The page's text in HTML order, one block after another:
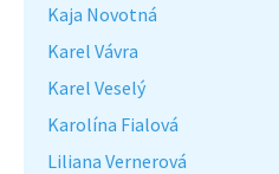
Kaja Novotná
Karel Vávra
Karel Veselý
Karolína Fialová
Liliana Vernerová